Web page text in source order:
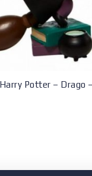
Potter – Drago